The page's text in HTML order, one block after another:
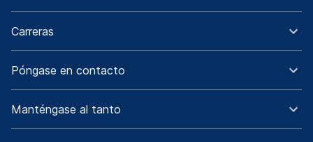
Carreras
Póngase en contacto
Manténgase al tanto